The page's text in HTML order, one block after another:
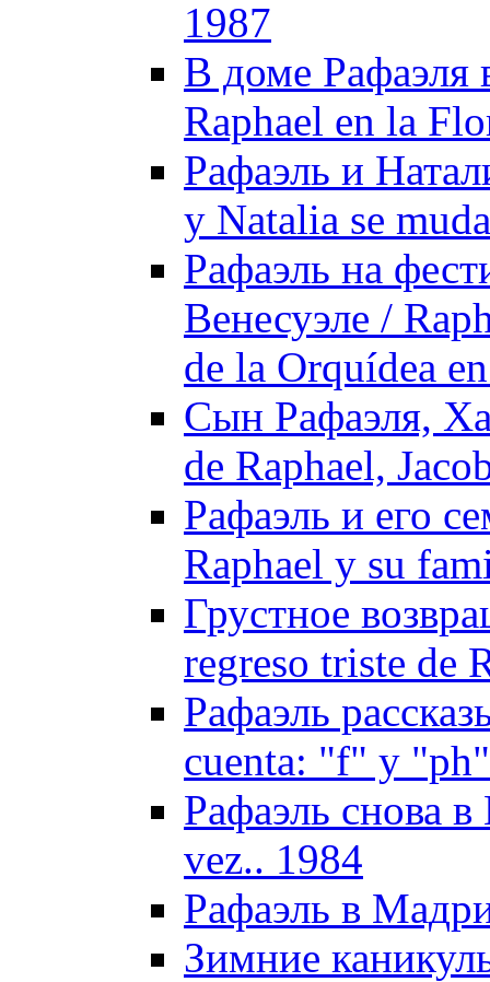
1987
В доме Рафаэля
Raphael en la
Рафаэль и
y Natalia se
Рафаэль на
Венесуэле /
de la Orquídea
Сын Рафаэля,
de Raphael,
Рафаэль и его
Raphael y su
Грустное
regreso triste de
Рафаэль
cuenta: "f" y
Рафаэль снова
vez.. 1984
Рафаэль в
Зимние